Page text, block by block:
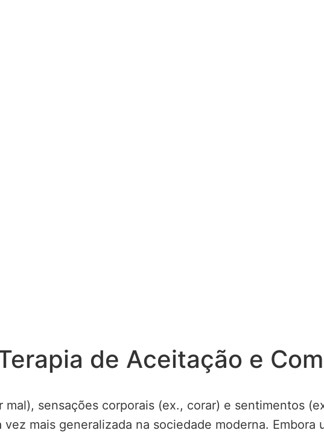
de Aceitação e
sensações corporais (ex., corar) e sentimentos
mais generalizada na sociedade moderna. Embora